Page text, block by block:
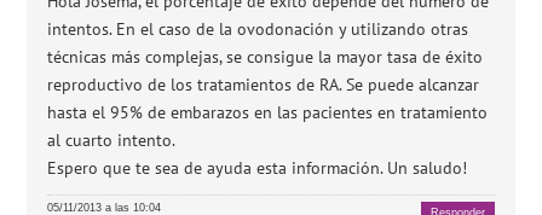
intentos. En el caso de la ovodonación y utilizando otras
técnicas más complejas, se consigue la mayor tasa de éxito
reproductivo de los tratamientos de RA. Se puede alcanzar
hasta el 95% de embarazos en las pacientes en tratamiento
al cuarto intento.
Espero que te sea de ayuda esta información. Un saludo!
05/11/2013 a las 10:04 Responder